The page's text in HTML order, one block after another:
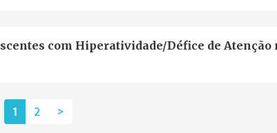
com Hiperatividade/Défice de Atenção
1 2 >